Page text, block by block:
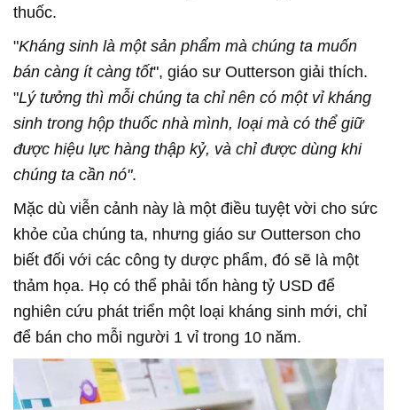
thuốc.
"Kháng sinh là một sản phẩm mà chúng ta muốn
bán càng ít càng tốt", giáo sư Outterson giải thích.
"Lý tưởng thì mỗi chúng ta chỉ nên có một vỉ kháng
sinh trong hộp thuốc nhà mình, loại mà có thể giữ
được hiệu lực hàng thập kỷ, và chỉ được dùng khi
chúng ta cần nó".
Mặc dù viễn cảnh này là một điều tuyệt vời cho sức
khỏe của chúng ta, nhưng giáo sư Outterson cho
biết đối với các công ty dược phẩm, đó sẽ là một
thảm họa. Họ có thể phải tốn hàng tỷ USD để
nghiên cứu phát triển một loại kháng sinh mới, chỉ
để bán cho mỗi người 1 vỉ trong 10 năm.